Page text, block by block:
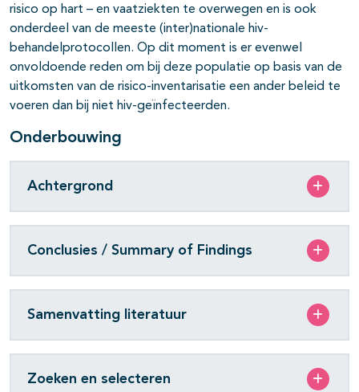
risico op hart – en vaatziekten te overwegen en is ook
onderdeel van de meeste (inter)nationale hiv-
behandelprotocollen. Op dit moment is er evenwel
onvoldoende reden om bij deze populatie op basis van de
uitkomsten van de risico-inventarisatie een ander beleid te
voeren dan bij niet hiv-geïnfecteerden.
Onderbouwing
Achtergrond
Conclusies / Summary of Findings
Samenvatting literatuur
Zoeken en selecteren